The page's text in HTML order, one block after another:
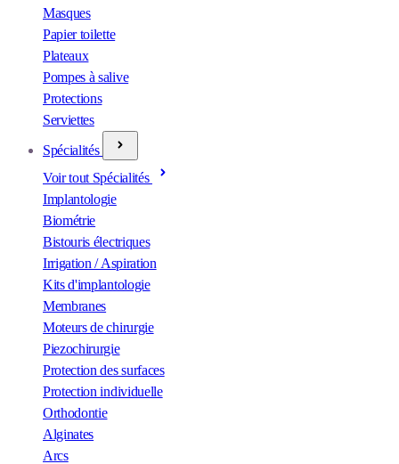
Masques
Papier toilette
Plateaux
Pompes à salive
Protections
Serviettes
Spécialités
Voir tout Spécialités
Implantologie
Biométrie
Bistouris électriques
Irrigation / Aspiration
Kits d'implantologie
Membranes
Moteurs de chirurgie
Piezochirurgie
Protection des surfaces
Protection individuelle
Orthodontie
Alginates
Arcs